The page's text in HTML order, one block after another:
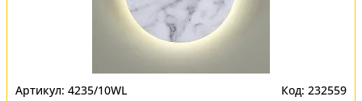
4235/10WL 232559